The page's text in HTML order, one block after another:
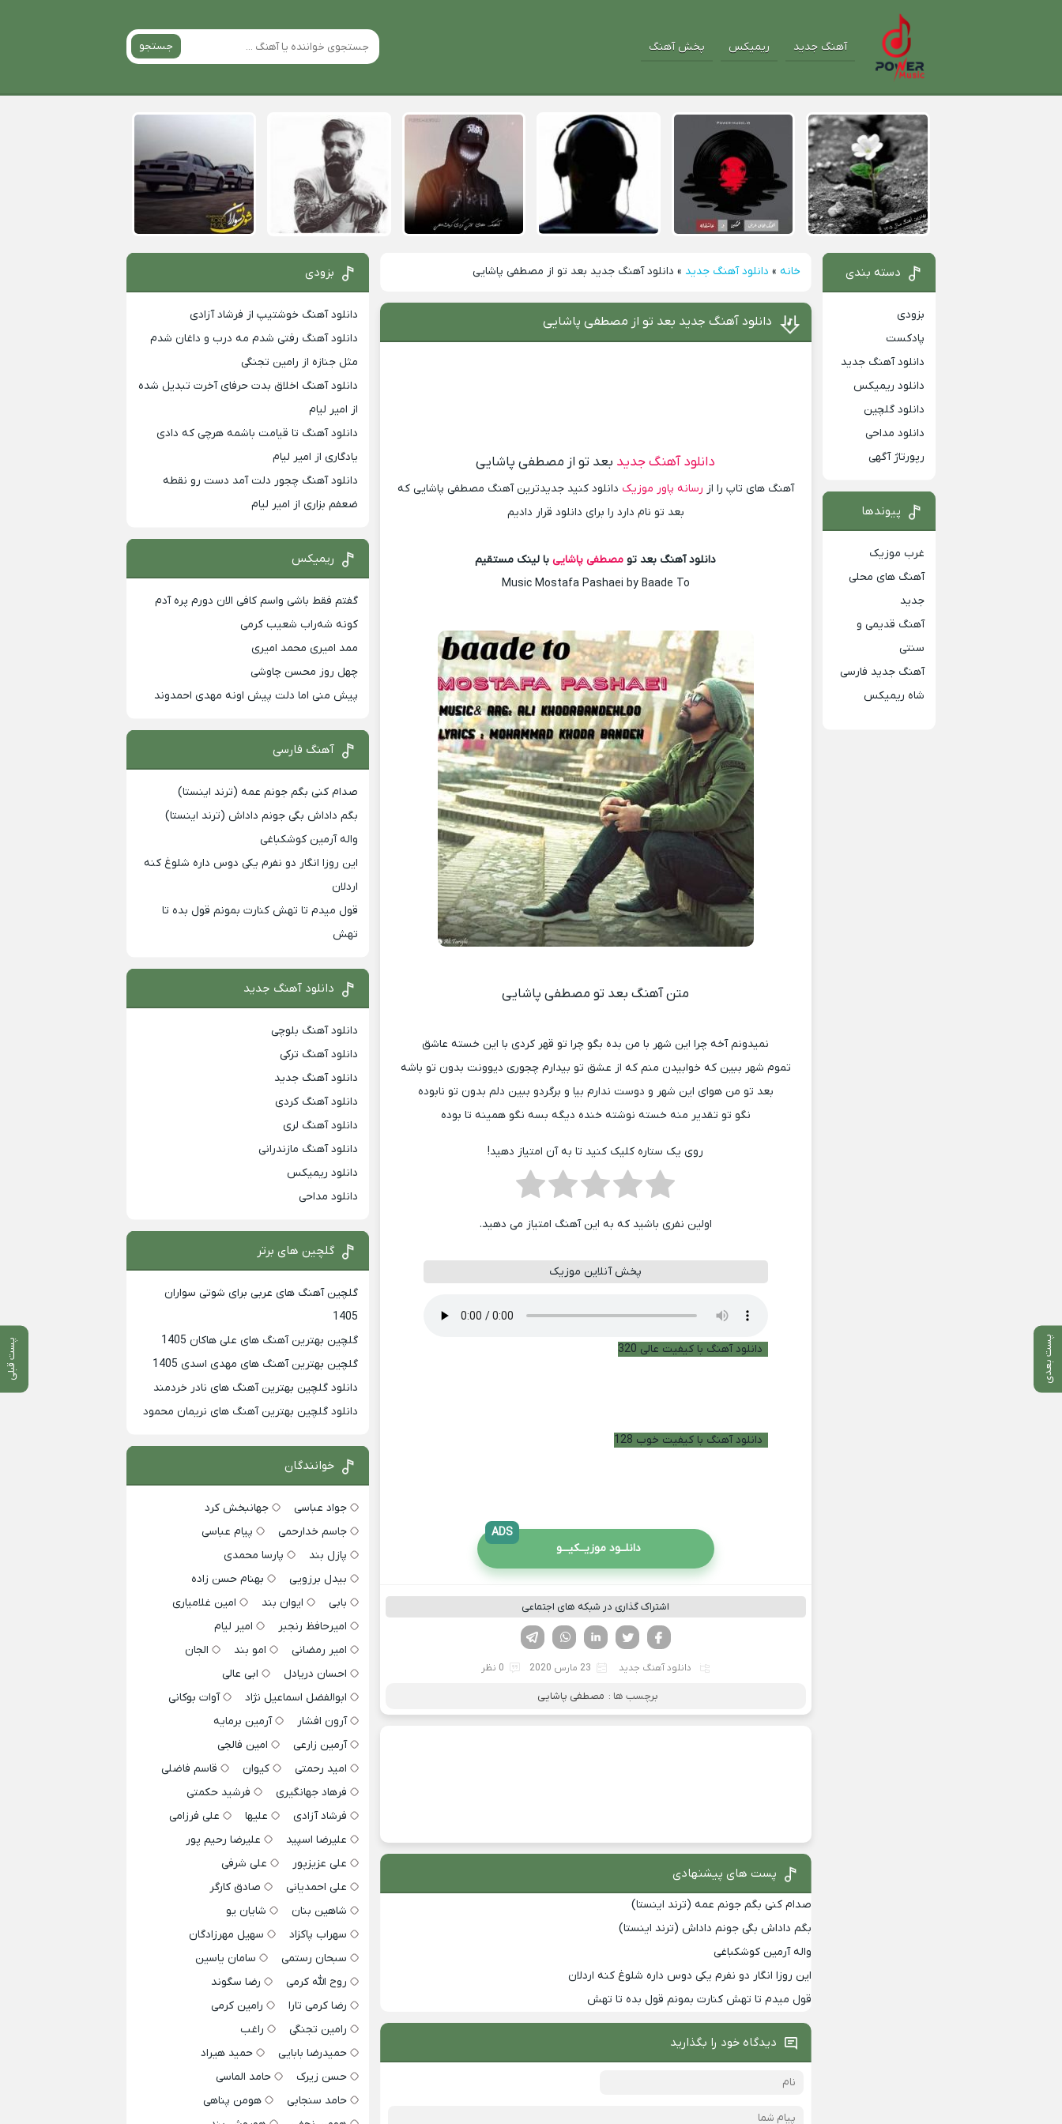
آهنگ جدید ریمیکس پخش آهنگ جستجو
خانه » دانلود آهنگ جدید » دانلود آهنگ جدید بعد تو از مصطفی پاشایی
پست بعدی پست قبلی
دانلود آهنگ جدید بعد تو از مصطفی پاشایی
دانلود آهنگ جدید بعد تو از مصطفی پاشایی
آهنگ های تاپ را از رسانه پاور موزیک دانلود کنید جدیدترین آهنگ مصطفی پاشایی که
بعد تو نام دارد را برای دانلود قرار دادیم
دانلود آهنگ بعد تو مصطفی پاشایی با لینک مستقیم
Music Mostafa Pashaei by Baade To
متن آهنگ بعد تو مصطفی پاشایی
نمیدونم آخه چرا این شهر با من بده بگو چرا تو قهر کردی با این خسته عاشق
تموم شهر ببین که خوابیدن منم که از عشق تو بیدارم چجوری دیوونت بدون تو باشه
بعد تو من هوای این شهر و دوست ندارم بیا و برگردو ببین دلم بدون تو نابوده
نگو تو تقدیر منه خسته نوشته خنده دیگه بسه نگو همینه تا بوده
روی یک ستاره کلیک کنید تا به آن امتیاز دهید!
اولین نفری باشید که به این آهنگ امتیاز می دهید.
پخش آنلاین موزیک
دانلود آهنگ با کیفیت عالی 320
دانلود آهنگ با کیفیت خوب 128
دانلــود موزیــکیـــو
ADS
اشتراک گذاری در شبکه های اجتماعی
لینکدین تویتر
فیسوک
دانلود آهنگ جدید 23 مارس 2020 0 نظر
برچسب ها : مصطفی پاشایی
پست های پیشنهادی
صدام کنی بگم جونم عمه (ترند اینستا)
بگم داداش بگی جونم داداش (ترند اینستا)
واله آرمین کوشکباغی
این روزا انگار دو نفرم یکی دوس داره شلوغ کنه اردلان
قول میدم تا تهش کنارت بمونم قول بده تا تهش
دیدگاه خود را بگذارید
دسته بندی
بزودی
پادکست
دانلود آهنگ جدید
دانلود ریمیکس
دانلود گلچین
دانلود مداحی
رپورتاژ آگهی
پیوندها
غرب موزیک
آهنگ های محلی
جدید
آهنگ قدیمی و
سنتی
آهنگ جدید فارسی
شاه ریمیکس
بزودی
دانلود آهنگ خوشتیپ از فرشاد آزادی
دانلود آهنگ رفتی شدم مه درب و داغان شدم
مثل جنازه از رامین تجنگی
دانلود آهنگ اخلاق بدت حرفای آخرت تبدیل شده
از امیر لیام
دانلود آهنگ تا قیامت باشمه هرچی که دادی
یادگاری از امیر لیام
دانلود آهنگ چجور دلت آمد دست رو نقطه
ضعفم بزاری از امیر لیام
ریمیکس
گفتم فقط باشی واسم کافی الان دورم پره آدم
کونه شه‌راب شعیب کرمی
ممد امیری محمد امیری
چهل روز محسن چاوشی
پیش منی اما دلت پیش اونه مهدی احمدوند
آهنگ فارسی
صدام کنی بگم جونم عمه (ترند اینستا)
بگم داداش بگی جونم داداش (ترند اینستا)
واله آرمین کوشکباغی
این روزا انگار دو نفرم یکی دوس داره شلوغ کنه
اردلان
قول میدم تا تهش کنارت بمونم قول بده تا
تهش
دانلود آهنگ جدید
دانلود آهنگ بلوچی
دانلود آهنگ ترکی
دانلود آهنگ جدید
دانلود آهنگ کردی
دانلود آهنگ لری
دانلود آهنگ مازندرانی
دانلود ریمیکس
دانلود مداحی
گلچین های برتر
گلچین آهنگ های عربی برای شوتی سواران
1405
گلچین بهترين آهنگ های علی هاکان 1405
گلچین بهترین آهنگ های مهدی اسدی 1405
دانلود گلچین بهترین آهنگ های نادر خردمند
دانلود گلچین بهترین آهنگ های نریمان محمود
خوانندگان
جواد عباسی
جهانبخش کرد
جاسم خدارحمی
پیام عباسی
پازل بند
پارسا محمدی
بیدل برزویی
بهنام حسن زاده
بابی
ایوان بند
امین غلامیاری
امیرحافظ رنجبر
امیر لیام
امیر رمضانی
امو بند
الجان
احسان دریادل
ابی عالی
ابوالفضل اسماعیل نژاد
آوات بوکانی
آرون افشار
آرمین برمایه
آرمین زارعی
امین فالجی
امید رحمتی
کیوان
قاسم فاضلی
فرهاد جهانگیری
فرشید حکمتی
فرشاد آزادی
علیها
علی فرزامی
علیرضا اسپید
علیرضا رحیم پور
علی عزیزپور
علی شرفی
علی احمدیانی
صادق کارگر
شاهین بنان
شایان یو
سهراب پاکزاد
سهیل مهرزادگان
سبحان رستمی
سامان یاسین
روح الله کرمی
رضا سگوند
رضا کرمی تارا
رامین کرمی
رامین تجنگی
راغب
حمیدرضا بابایی
حمید هیراد
حسن زیرک
حامد الماسی
حامد سنجابی
هومن پناهی